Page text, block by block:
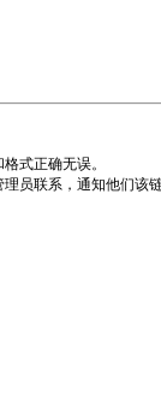
式正确无误。
员联系，通知他们该